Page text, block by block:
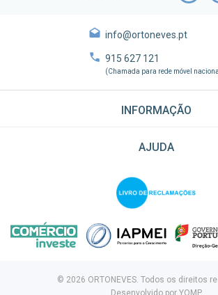
info@ortoneves.pt
915 627 121
(Chamada para rede móvel
INFORMAÇÃO
AJUDA
© 2026 ORTONEVES. Todos os direitos